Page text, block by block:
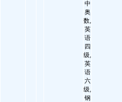
中
奥
数,
英
语
四
级,
英
语
六
级,
钢